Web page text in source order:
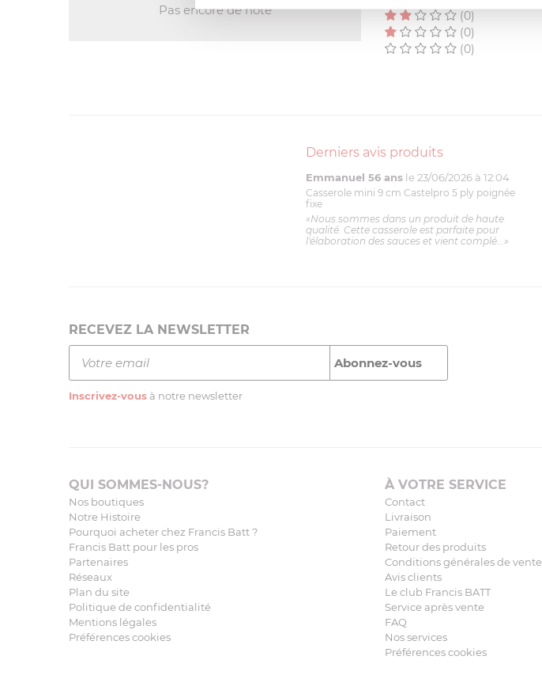
Pas encore de note
(0)
(0)
(0)
Derniers avis produits
Emmanuel 56 ans le 23/06/2026 à 12:04
Casserole mini 9 cm Castelpro 5 ply poignée
fixe
«Nous sommes dans un produit de haute
qualité. Cette casserole est parfaite pour
l'élaboration des sauces et vient complé...»
RECEVEZ LA NEWSLETTER
Inscrivez-vous à notre newsletter
QUI SOMMES-NOUS?
Nos boutiques
Notre Histoire
Pourquoi acheter chez Francis Batt ?
Francis Batt pour les pros
Partenaires
Réseaux
Plan du site
Politique de confidentialité
Mentions légales
Préférences cookies
À VOTRE SERVICE
Contact
Livraison
Paiement
Retour des produits
Conditions générales de vente
Avis clients
Le club Francis BATT
Service après vente
FAQ
Nos services
Préférences cookies